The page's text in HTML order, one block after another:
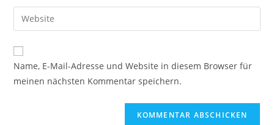
Name, E-Mail-Adresse und Website in diesem Browser für
meinen nächsten Kommentar speichern.